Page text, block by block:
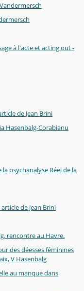
à l'acte et acting out -
de Jean Brini
Hasenbalg-Corabianu
psychanalyse Réel de la
de Jean Brini
rencontre au Havre.
des déesses féminines
V Hasenbalg
au manque dans